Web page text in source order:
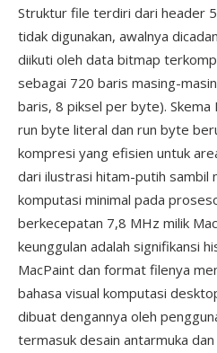
Struktur file terdiri dari header
tidak digunakan, awalnya
diikuti oleh data bitmap
sebagai 720 baris masing-
baris, 8 piksel per byte).
run byte literal dan run byte
kompresi yang efisien untuk
dari ilustrasi hitam-putih sambil
komputasi minimal pada
berkecepatan 7,8 MHz milik
keunggulan adalah signifikansi
MacPaint dan format filenya
bahasa visual komputasi
dibuat dengannya oleh
termasuk desain antarmuka